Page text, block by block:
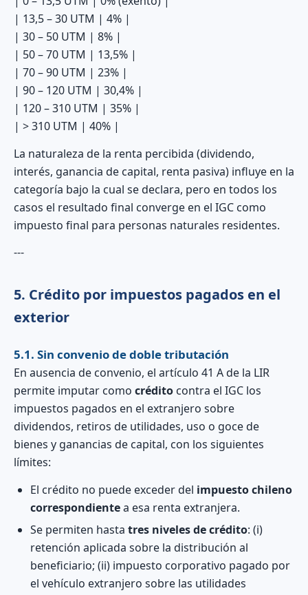
| 13,5 – 30 UTM | 4% |
| 30 – 50 UTM | 8% |
| 50 – 70 UTM | 13,5% |
| 70 – 90 UTM | 23% |
| 90 – 120 UTM | 30,4% |
| 120 – 310 UTM | 35% |
| > 310 UTM | 40% |
La naturaleza de la renta percibida (dividendo,
interés, ganancia de capital, renta pasiva) influye en la
categoría bajo la cual se declara, pero en todos los
casos el resultado final converge en el IGC como
impuesto final para personas naturales residentes.
---
5. Crédito por impuestos pagados en el
exterior
5.1. Sin convenio de doble tributación
En ausencia de convenio, el artículo 41 A de la LIR
permite imputar como crédito contra el IGC los
impuestos pagados en el extranjero sobre
dividendos, retiros de utilidades, uso o goce de
bienes y ganancias de capital, con los siguientes
límites:
El crédito no puede exceder del impuesto chileno
correspondientea esa renta extranjera.
Se permiten hasta tres niveles de crédito: (i)
retención aplicada sobre la distribución al
beneficiario; (ii) impuesto corporativo pagado por
el vehículo extranjero sobre las utilidades